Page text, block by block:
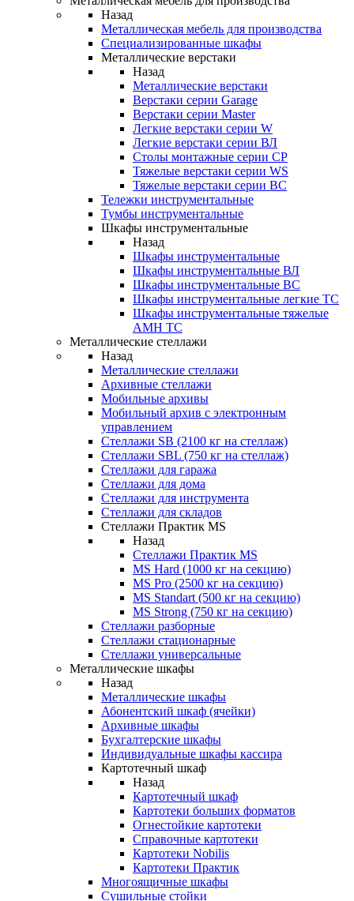
Назад
Металлическая мебель для производства
Cпециализированные шкафы
Металлические верстаки
Назад
Металлические верстаки
Верстаки серии Garage
Верстаки серии Master
Легкие верстаки серии W
Легкие верстаки серии ВЛ
Столы монтажные серии СР
Тяжелые верстаки серии WS
Тяжелые верстаки серии ВС
Тележки инструментальные
Тумбы инструментальные
Шкафы инструментальные
Назад
Шкафы инструментальные
Шкафы инструментальные ВЛ
Шкафы инструментальные ВС
Шкафы инструментальные легкие ТС
Шкафы инструментальные тяжелые
AMH TC
Металлические стеллажи
Назад
Металлические стеллажи
Архивные стеллажи
Мобильные архивы
Мобильный архив с электронным
управлением
Стеллажи SB (2100 кг на стеллаж)
Стеллажи SBL (750 кг на стеллаж)
Стеллажи для гаража
Стеллажи для дома
Стеллажи для инструмента
Стеллажи для складов
Стеллажи Практик MS
Назад
Стеллажи Практик MS
MS Hard (1000 кг на секцию)
MS Pro (2500 кг на секцию)
MS Standart (500 кг на секцию)
MS Strong (750 кг на секцию)
Стеллажи разборные
Стеллажи стационарные
Стеллажи универсальные
Металлические шкафы
Назад
Металлические шкафы
Абонентский шкаф (ячейки)
Архивные шкафы
Бухгалтерские шкафы
Индивидуальные шкафы кассира
Картотечный шкаф
Назад
Картотечный шкаф
Картотеки больших форматов
Огнестойкие картотеки
Справочные картотеки
Картотеки Nobilis
Картотеки Практик
Многоящичные шкафы
Сушильные стойки